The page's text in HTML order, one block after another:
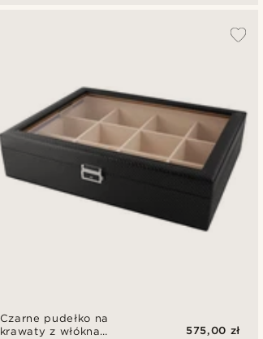
Czarne pudełko na
krawaty z włókna
575,00 zł